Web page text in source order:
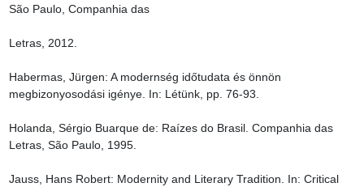
São Paulo, Companhia das
Letras, 2012.
Habermas, Jürgen: A modernség időtudata és önnön
megbizonyosodási igénye. In: Létünk, pp. 76-93.
Holanda, Sérgio Buarque de: Raízes do Brasil. Companhia das
Letras, São Paulo, 1995.
Jauss, Hans Robert: Modernity and Literary Tradition. In: Critical